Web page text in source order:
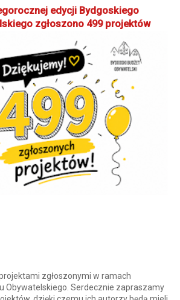
edycji Bydgoskiego
zgłoszono 499 projektów
zgłoszonymi w ramach
Obywatelskiego. Serdecznie zapraszamy